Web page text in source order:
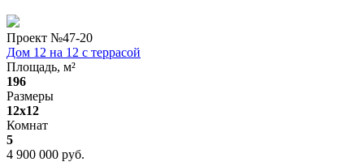
Проект №47-20
Дом 12 на 12 с террасой
Площадь, м²
196
Размеры
12х12
Комнат
5
4 900 000 руб.